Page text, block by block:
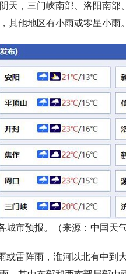
天，三门峡南部、洛阳南部
其他地区有小雨或零星小雨。
城市预报。（来源：中国天气
雷阵雨，淮河以北有中到